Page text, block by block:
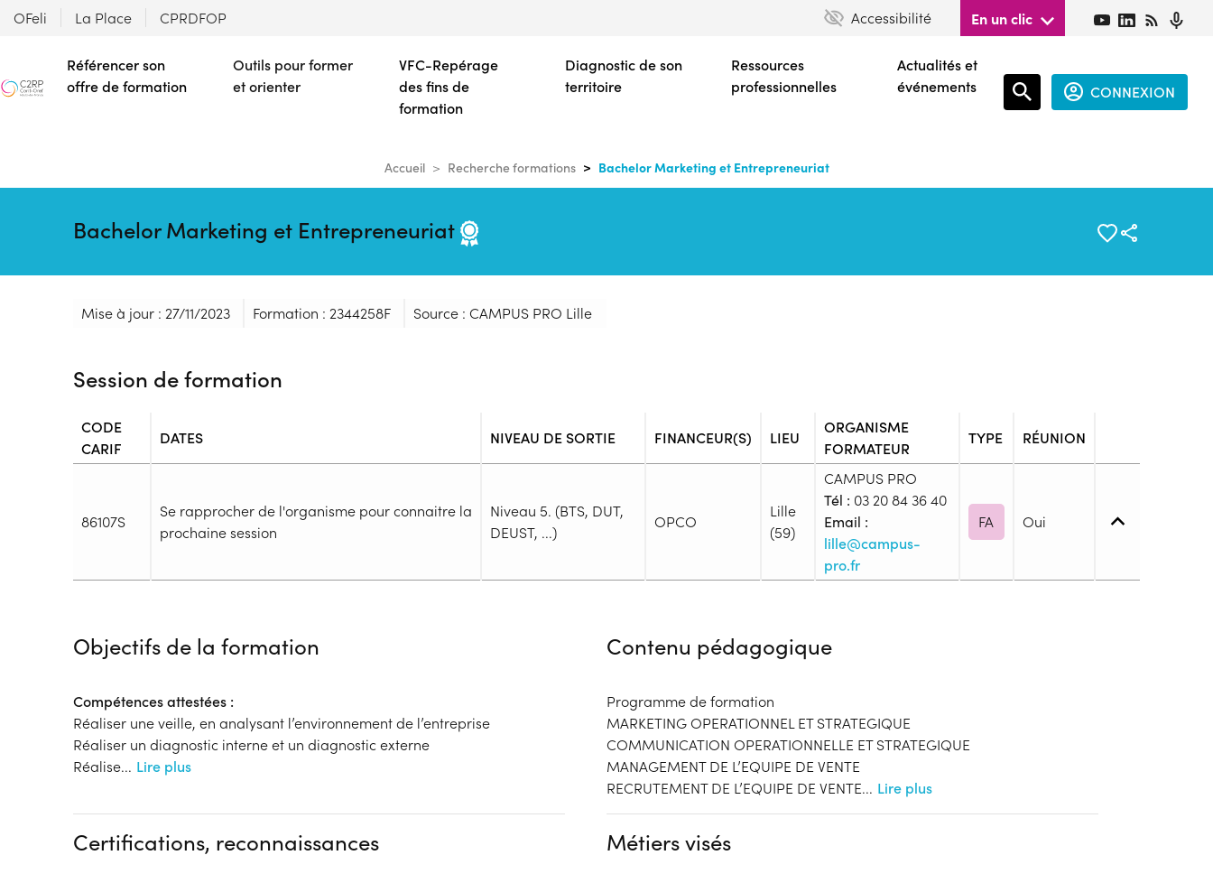
contenu
principal
OFeli La Place CPRDFOP Accessibilité En un clic
Référencer son
offre de formation
Outils pour former
et orienter
VFC-Repérage
des fins de
formation
Diagnostic de son
territoire
Ressources
professionnelles
Actualités et
événements
CONNEXION
Accueil Recherche formations Bachelor Marketing et Entrepreneuriat
Bachelor Marketing et Entrepreneuriat
Mise à jour : 27/11/2023 Formation : 2344258F Source : CAMPUS PRO Lille
Session de formation
CODE
CARIF
DATES NIVEAU DE SORTIE FINANCEUR(S) LIEU
ORGANISME
FORMATEUR
TYPE RÉUNION
86107S
Se rapprocher de l'organisme pour connaitre la
prochaine session
Niveau 5. (BTS, DUT,
DEUST, ...)
OPCO
Lille
(59)
CAMPUS PRO
Tél : 03 20 84 36 40
Email :
lille@campus-
pro.fr
FA Oui
Durée en centre :1735h
Rythme :
Cours de jour
Type de parcours :Parcours collectif
Formation par voie de l'Apprentissage
OPCO
Tarif : N.C.
Prérequis :
En recherche d'emploi, Tout public
Réunions d'informations
Dossier :
- Contactez l'organisme pour connaitre les modalités de dépôts de dossier
Complément d'information
Objectifs de la formation
Compétences attestées :
Réaliser une veille, en analysant l’environnement de l’entreprise
Réaliser un diagnostic interne et un diagnostic externe
Réalise... Lire plus
Contenu pédagogique
Programme de formation
MARKETING OPERATIONNEL ET STRATEGIQUE
COMMUNICATION OPERATIONNELLE ET STRATEGIQUE
MANAGEMENT DE L’EQUIPE DE VENTE
RECRUTEMENT DE L’EQUIPE DE VENTE... Lire plus
Certifications, reconnaissances Métiers visés